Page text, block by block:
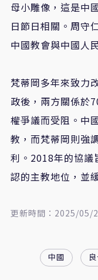
母小雕像，這是中
日節日相關。周守
中國教會與中國人
梵蒂岡多年來致力
政後，兩方關係於
權爭議而受阻。中
教，而梵蒂岡則強
利。2018年的協議
認的主教地位，並
更新時間：2025/05/
中國